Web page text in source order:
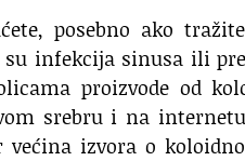
posebno ako
infekcija sinusa ili
proizvode od
srebru i na
izvora o